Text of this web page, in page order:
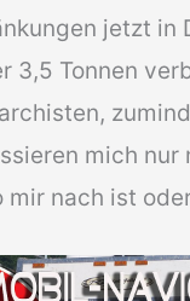
jetzt in
3,5 Tonnen
mich
nach ist